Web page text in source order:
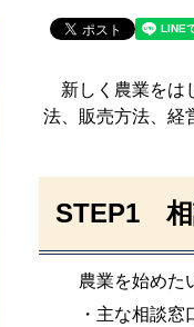
新しく農業をは
法、販売方法、経
STEP1 相
農業を始めたい
・主な相談窓